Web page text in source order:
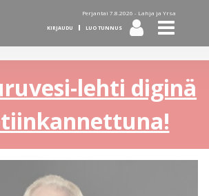
Perjantai 7.8.2026 - Lahja ja Yrsa
KIRJAUDU LUO TUNNUS
lehti diginä